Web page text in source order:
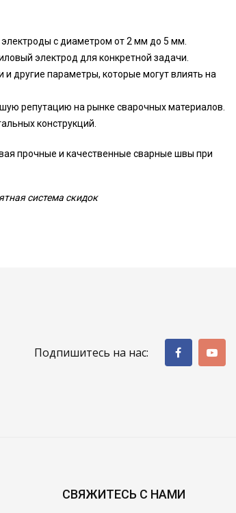
с диаметром от 2 мм до 5 мм.
электрод для конкретной задачи.
и другие параметры, которые могут влиять на
репутацию на рынке сварочных материалов.
конструкций.
прочные и качественные сварные швы при
система скидок
Подпишитесь на нас:
СВЯЖИТЕСЬ С НАМИ